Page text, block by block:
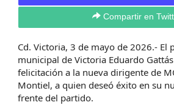
Compartir en
Cd. Victoria, 3 de mayo de 2026.- El
municipal de Victoria Eduardo
felicitación a la nueva dirigente de
Montiel, a quien deseó éxito en su
frente del partido.